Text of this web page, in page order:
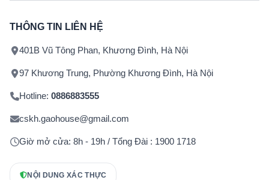
THÔNG TIN LIÊN HỆ
401B Vũ Tông Phan, Khương Đình, Hà Nội
97 Khương Trung, Phường Khương Đình, Hà Nội
Hotline: 0886883555
cskh.gaohouse@gmail.com
Giờ mở cửa: 8h - 19h / Tổng Đài : 1900 1718
NỘI DUNG XÁC THỰC